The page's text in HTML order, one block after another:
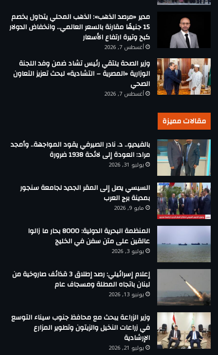
مدير «مرصد الذهب»: الذهب المحلي يتداول بخصم
15 جنيهًا مقارنة بالسعر العالمي.. وانخفاض الدولار
كبح وتيرة ارتفاع الأسعار
أغسطس 7, 2026
وزير الصحة يلتقي رئيس تشاد ضمن وفد اللجنة
الوزارية «المصرية – التشادية» لبحث تعزيز التعاون
الصحي
أغسطس 7, 2026
مقالات مميزة
بالفيديو.. د. نادر الصيرفي يقود المواجهة.. وأمجد
مراد: العودة إلى لائحة 1938 ضرورة
يوليو 31, 2026
السيسي يصل إلى المقر الجديد لجامعة سنجور
بمدينة برج العرب
مايو 9, 2026
المنظمة البحرية الدولية: 8000 بحار ما زالوا
عالقين على متن سفن في الخليج
يوليو 3, 2026
إعلام إسرائيلي: رصد إطلاق 3 قذائف صاروخية من
لبنان باتجاه المطلة ومسجاف عام
يونيو 13, 2026
وزير الزراعة يبحث مع محافظ جنوب سيناء التوسع
في زراعات النخيل والزيتون وتطوير المزارع
الإرشادية
يوليو 21, 2026